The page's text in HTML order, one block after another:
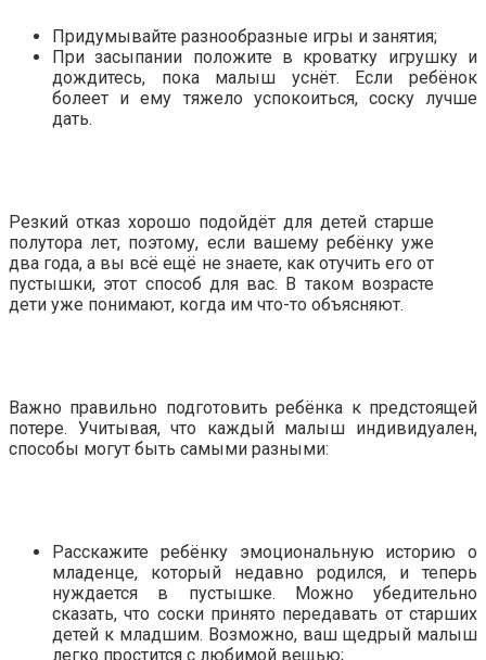
Придумывайте разнообразные игры и занятия;
При засыпании положите в кроватку игрушку и
дождитесь, пока малыш уснёт. Если ребёнок
болеет и ему тяжело успокоиться, соску лучше
дать.
Резкий отказ хорошо подойдёт для детей старше
полутора лет, поэтому, если вашему ребёнку уже
два года, а вы всё ещё не знаете, как отучить его от
пустышки, этот способ для вас. В таком возрасте
дети уже понимают, когда им что-то объясняют.
Важно правильно подготовить ребёнка к предстоящей
потере. Учитывая, что каждый малыш индивидуален,
способы могут быть самыми разными:
Расскажите ребёнку эмоциональную историю о
младенце, который недавно родился, и теперь
нуждается в пустышке. Можно убедительно
сказать, что соски принято передавать от старших
детей к младшим. Возможно, ваш щедрый малыш
легко простится с любимой вещью;